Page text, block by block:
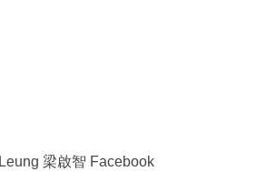
梁啟智 Facebook